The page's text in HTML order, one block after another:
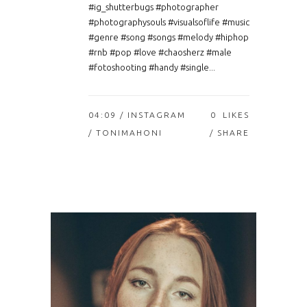
#ig_shutterbugs #photographer
#photographysouls #visualsoflife #music
#genre #song #songs #melody #hiphop
#rnb #pop #love #chaosherz #male
#fotoshooting #handy #single...
04:09 / INSTAGRAM
/ TONIMAHONI
0
LIKES
SHARE